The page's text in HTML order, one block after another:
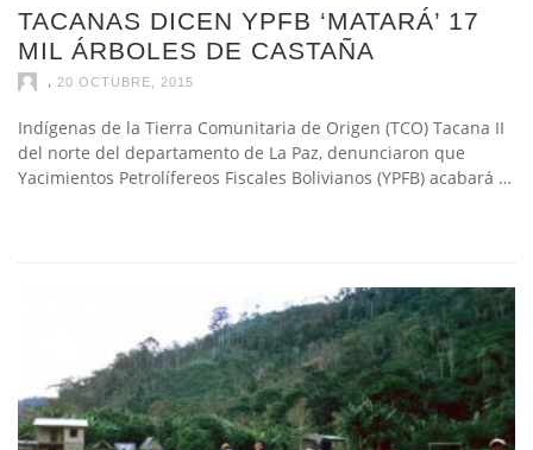
TACANAS DICEN YPFB ‘MATARÁ’ 17
MIL ÁRBOLES DE CASTAÑA
20 OCTUBRE, 2015
Indígenas de la Tierra Comunitaria de Origen (TCO) Tacana II
del norte del departamento de La Paz, denunciaron que
Yacimientos Petrolífereos Fiscales Bolivianos (YPFB) acabará …